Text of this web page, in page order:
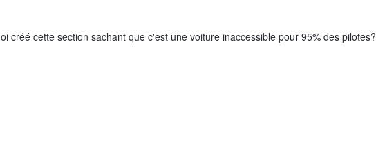
créé cette section sachant que c'est une voiture inaccessible pour 95% des pilotes?